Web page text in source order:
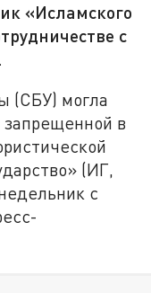
«Исламского
с
(СБУ) могла
запрещенной в
(ИГ,
с